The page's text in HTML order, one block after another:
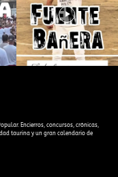
Encierros, concursos, crónicas,
taurina y un gran calendario de